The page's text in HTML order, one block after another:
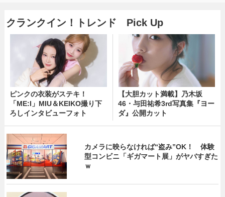
クランクイン！トレンド Pick Up
ピンクの衣装がステキ！
「ME:I」MIU＆KEIKO撮り下
ろしインタビューフォト
【大胆カット満載】乃木坂
46・与田祐希3rd写真集『ヨー
ダ』公開カット
カメラに映らなければ“盗み”OK！ 体験
型コンビニ「ギガマート展」がヤバすぎた
ｗ